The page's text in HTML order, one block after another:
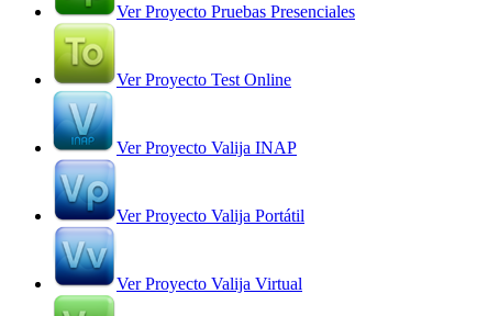
Ver Proyecto Pruebas Presenciales
Ver Proyecto Test Online
Ver Proyecto Valija INAP
Ver Proyecto Valija Portátil
Ver Proyecto Valija Virtual